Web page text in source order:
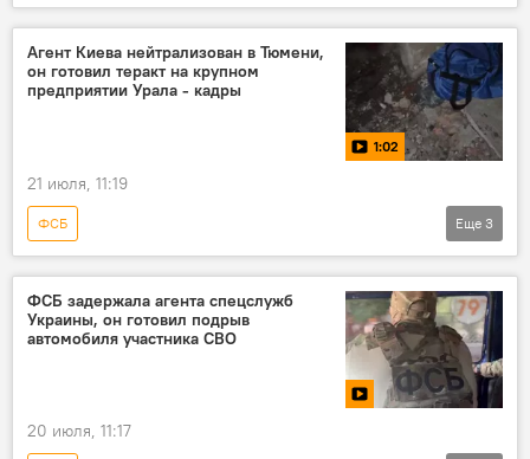
Агент Киева нейтрализован в Тюмени,
он готовил теракт на крупном
предприятии Урала - кадры
1:02
21 июля, 11:19
ФСБ
Защита Донбасса. Спецоперация РФ на Украине
Россия
Еще 3
ФСБ задержала агента спецслужб
Украины, он готовил подрыв
автомобиля участника СВО
20 июля, 11:17